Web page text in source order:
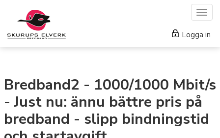
Logga in
Bredband2 - 1000/1000 Mbit/s
- Just nu: ännu bättre pris på
bredband - slipp bindningstid